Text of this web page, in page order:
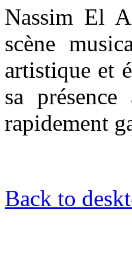
Nassim El
scène
artistique et
sa
rapidement
Back to